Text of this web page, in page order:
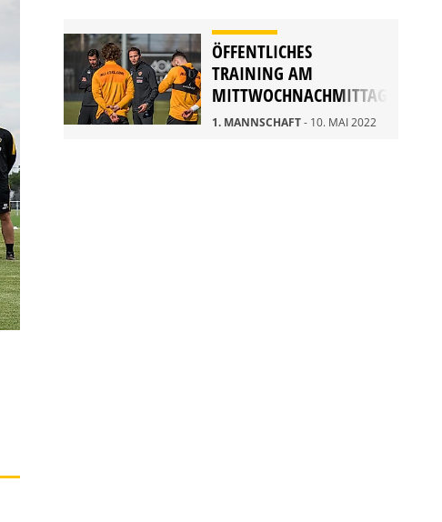
ÖFFENTLICHES
TRAINING AM
MITTWOCHNACHMITTAG
1. MANNSCHAFT- 10. MAI 2022